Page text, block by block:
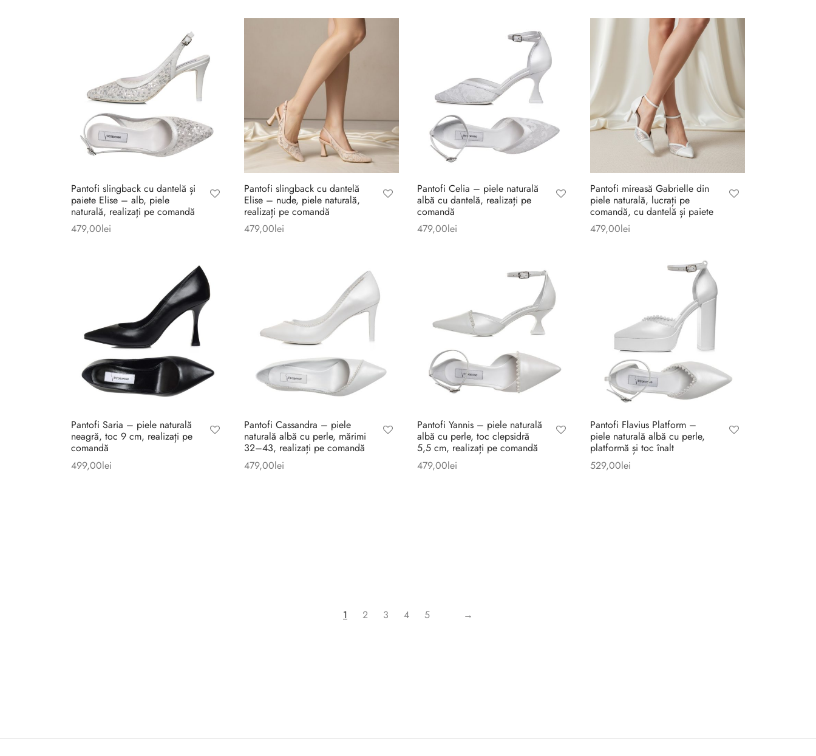
Pantofi slingback cu dantelă și
paiete Elise – alb, piele
naturală, realizați pe comandă
479,00lei
Pantofi slingback cu dantelă
Elise – nude, piele naturală,
realizați pe comandă
479,00lei
Pantofi Celia – piele naturală
albă cu dantelă, realizați pe
comandă
479,00lei
Pantofi mireasă Gabrielle din
piele naturală, lucrați pe
comandă, cu dantelă și paiete
479,00lei
Pantofi Saria – piele naturală
neagră, toc 9 cm, realizați pe
comandă
499,00lei
Pantofi Cassandra – piele
naturală albă cu perle, mărimi
32–43, realizați pe comandă
479,00lei
Pantofi Yannis – piele naturală
albă cu perle, toc clepsidră
5,5 cm, realizați pe comandă
479,00lei
Pantofi Flavius Platform –
piele naturală albă cu perle,
platformă și toc înalt
529,00lei
1 2 3 4 5 →